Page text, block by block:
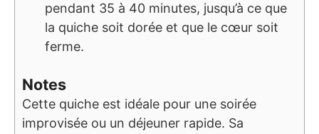
pendant 35 à 40 minutes, jusqu’à ce que
la quiche soit dorée et que le cœur soit
ferme.
Notes
Cette quiche est idéale pour une soirée
improvisée ou un déjeuner rapide. Sa